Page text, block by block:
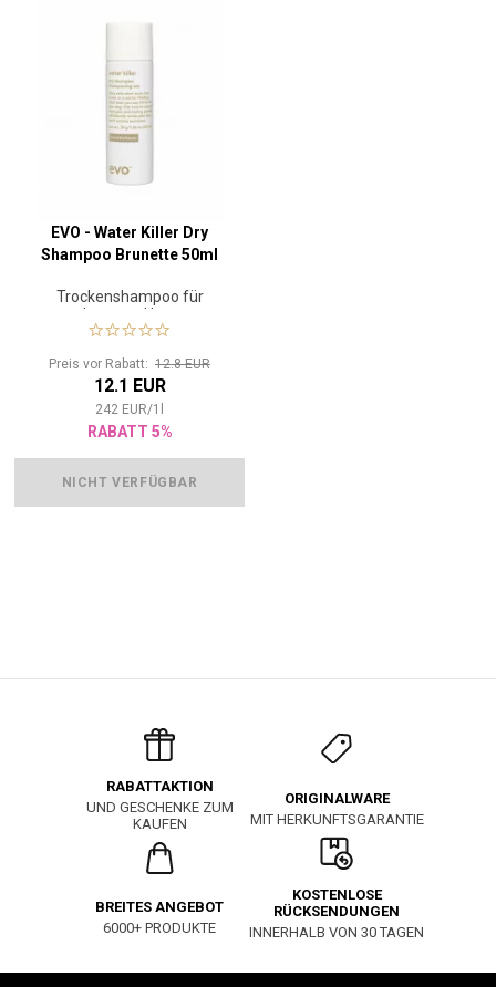
EVO - Water Killer Dry
Shampoo Brunette 50ml
Trockenshampoo für
braunes Haar
Preis vor Rabatt: 12.8 EUR
12.1 EUR
242 EUR/1
RABATT 5%
NICHT VERFÜGBAR
RABATTAKTION
UND GESCHENKE ZUM
KAUFEN
ORIGINALWARE
MIT HERKUNFTSGARANTIE
BREITES ANGEBOT
6000+ PRODUKTE
KOSTENLOSE
RÜCKSENDUNGEN
INNERHALB VON 30 TAGEN